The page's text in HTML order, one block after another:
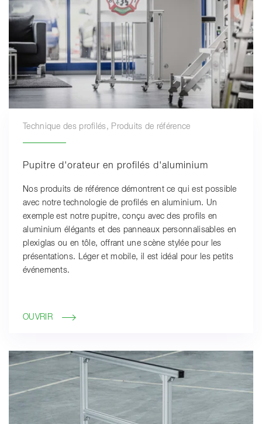
Technique des profilés, Produits de référence
Pupitre d'orateur en profilés d'aluminium
Nos produits de référence démontrent ce qui est possible
avec notre technologie de profilés en aluminium. Un
exemple est notre pupitre, conçu avec des profils en
aluminium élégants et des panneaux personnalisables en
plexiglas ou en tôle, offrant une scène stylée pour les
présentations. Léger et mobile, il est idéal pour les petits
événements.
OUVRIR